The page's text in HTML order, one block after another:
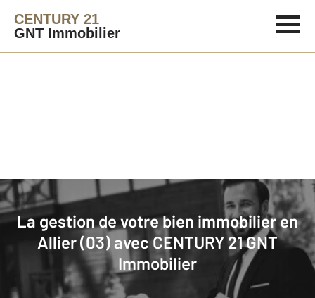
CENTURY 21
GNT Immobilier
La gestion de votre bien immobilier en
Allier (03) avecCENTURY 21 GNT
Immobilier
Agence immobilière
Demande d'informations pour la
gestion de votre bien
Concernant votre bien